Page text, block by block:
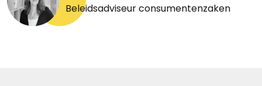
Beleidsadviseur consumentenzaken